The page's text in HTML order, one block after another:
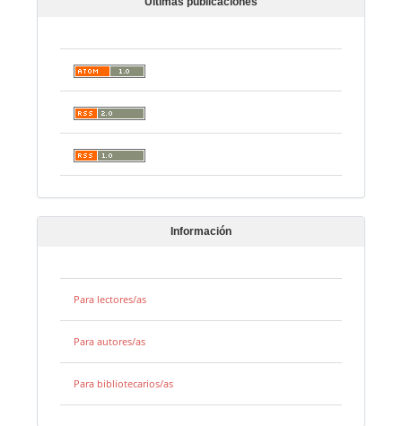
Información
Para lectores/as
Para autores/as
Para bibliotecarios/as